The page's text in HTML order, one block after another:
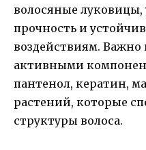
волосяные луковицы,
прочность и
воздействиям. Важно
активными
пантенол, кератин,
растений, которые
структуры волоса.